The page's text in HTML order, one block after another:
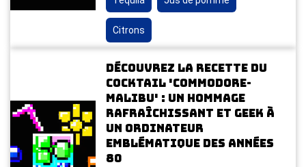
Citrons
Découvrez la recette du
cocktail 'Commodore-
Malibu' : un hommage
rafraîchissant et geek à
un ordinateur
emblématique des années
80